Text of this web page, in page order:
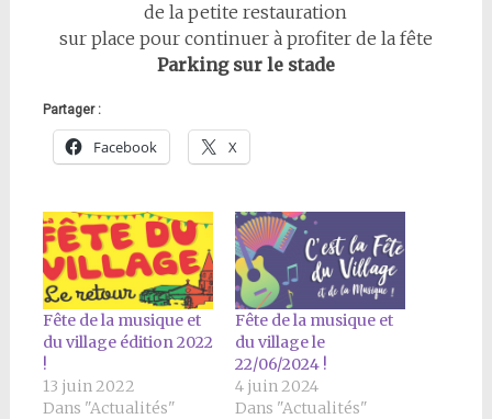
de la petite restauration
sur place pour continuer à profiter de la fête
Parking sur le stade
Partager :
Facebook X
Fête de la musique et
du village édition 2022
!
13 juin 2022
Dans "Actualités"
Fête de la musique et
du village le
22/06/2024 !
4 juin 2024
Dans "Actualités"